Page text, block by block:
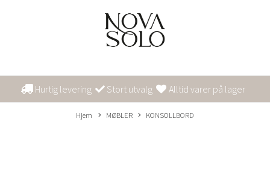
Hurtig levering Stort utvalg Alltid varer på lager
Hjem MØBLER KONSOLLBORD